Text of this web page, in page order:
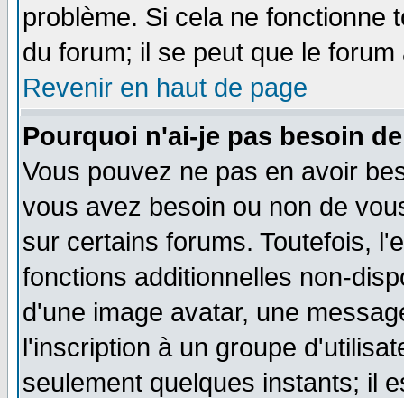
problème. Si cela ne fonctionne
du forum; il se peut que le
Revenir en haut de page
Pourquoi n'ai-je pas besoin
Vous pouvez ne pas en avoir
vous avez besoin ou non de
sur certains forums. Toutefois,
fonctions additionnelles non-
d'une image avatar, une
l'inscription à un groupe
seulement quelques instants; il